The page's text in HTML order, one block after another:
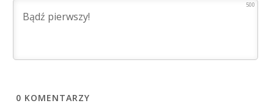
500
0 KOMENTARZY